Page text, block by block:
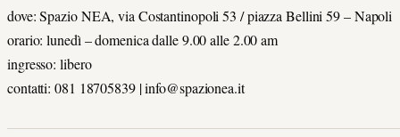
dove: Spazio NEA, via Costantinopoli 53 / piazza Bellini 59 – Napoli
orario: lunedì – domenica dalle 9.00 alle 2.00 am
ingresso: libero
contatti: 081 18705839 | info@spazionea.it